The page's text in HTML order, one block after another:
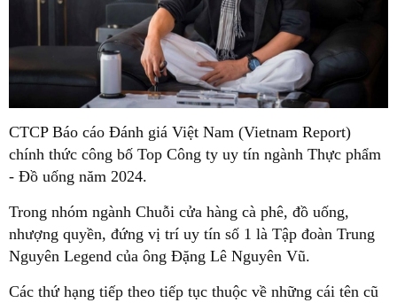
CTCP Báo cáo Đánh giá Việt Nam (Vietnam Report)
chính thức công bố Top Công ty uy tín ngành Thực phẩm
- Đồ uống năm 2024.
Trong nhóm ngành Chuỗi cửa hàng cà phê, đồ uống,
nhượng quyền, đứng vị trí uy tín số 1 là Tập đoàn Trung
Nguyên Legend của ông Đặng Lê Nguyên Vũ.
Các thứ hạng tiếp theo tiếp tục thuộc về những cái tên cũ